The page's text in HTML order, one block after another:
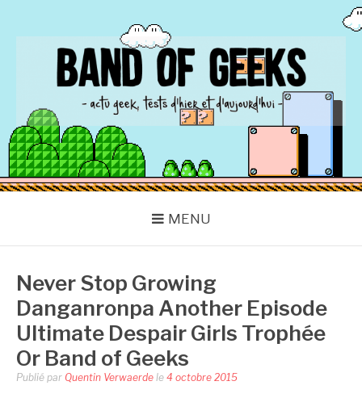
BAND OF GEEKS
Actu Geek d'hier et d'aujourd'hui
MENU
Never Stop Growing
Danganronpa Another Episode
Ultimate Despair Girls Trophée
Or Band of Geeks
Publié par Quentin Verwaerde le 4 octobre 2015